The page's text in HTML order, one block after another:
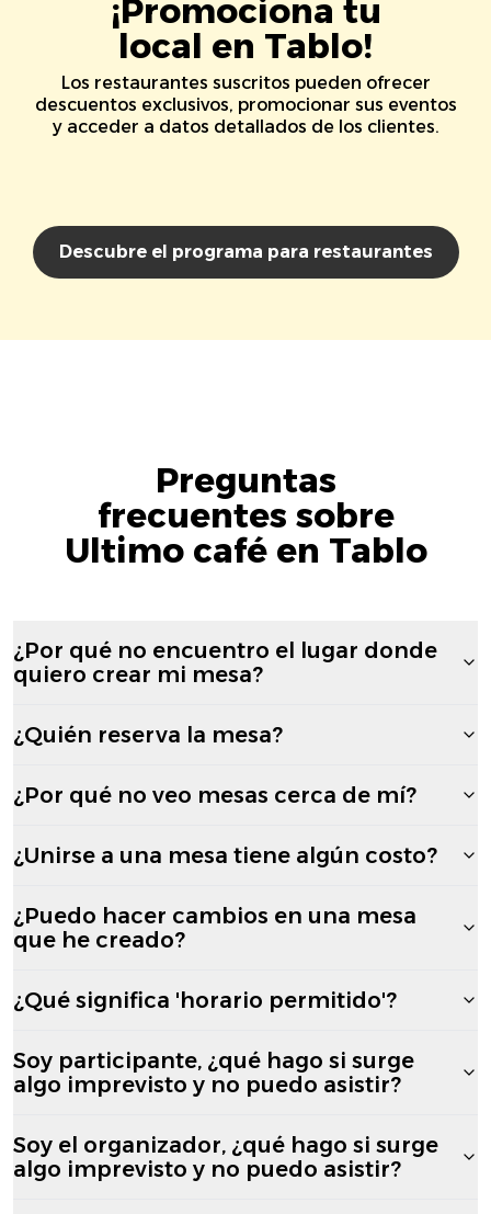
¡Promociona tu
local en Tablo!
Los restaurantes suscritos pueden ofrecer
descuentos exclusivos, promocionar sus eventos
y acceder a datos detallados de los clientes.
Descubre el programa para restaurantes
Preguntas
frecuentes sobre
Ultimo café en Tablo
¿Por qué no encuentro el lugar donde
quiero crear mi mesa?
¿Quién reserva la mesa?
¿Por qué no veo mesas cerca de mí?
¿Unirse a una mesa tiene algún costo?
¿Puedo hacer cambios en una mesa
que he creado?
¿Qué significa 'horario permitido'?
Soy participante, ¿qué hago si surge
algo imprevisto y no puedo asistir?
Soy el organizador, ¿qué hago si surge
algo imprevisto y no puedo asistir?